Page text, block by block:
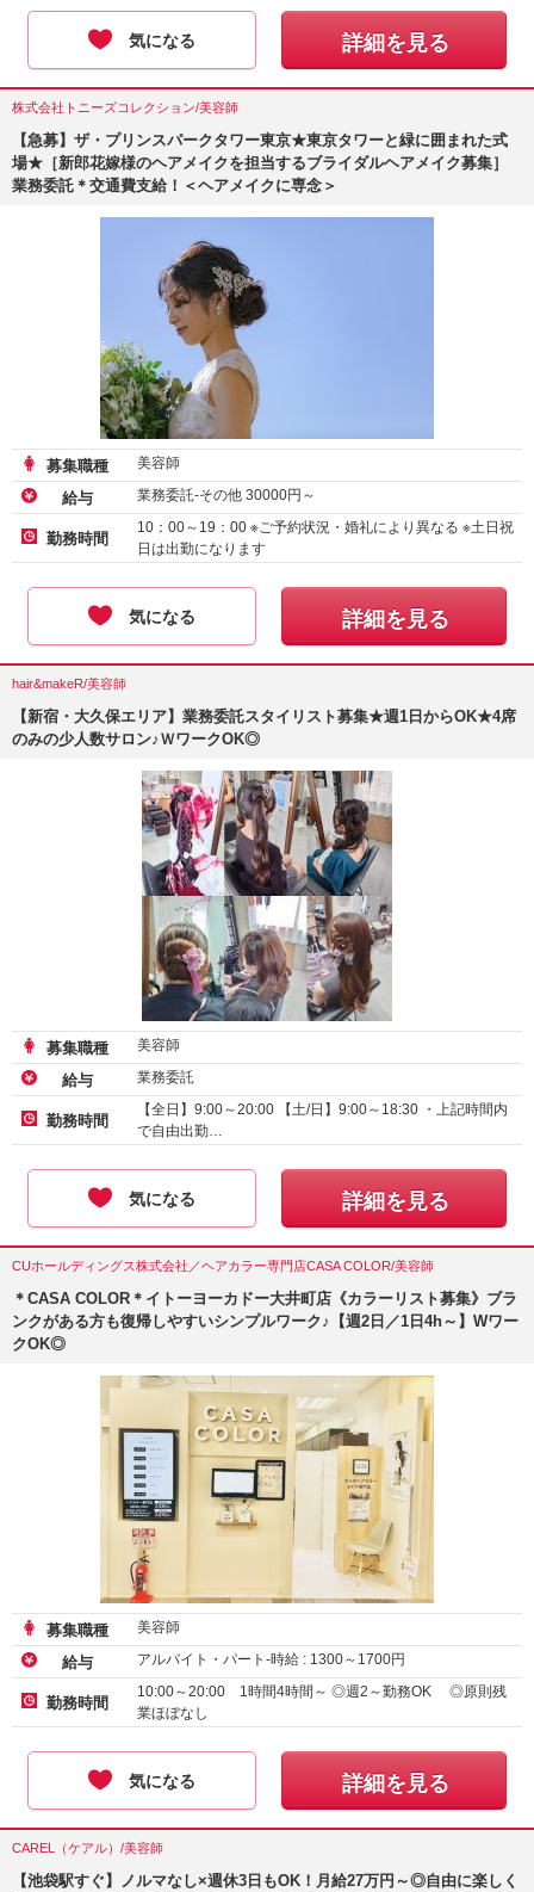
気になる 詳細を見る
株式会社トニーズコレクション/美容師
【急募】ザ・プリンスパークタワー東京★東京タワーと緑に囲まれた式
場★［新郎花嫁様のヘアメイクを担当するブライダルヘアメイク募集］
業務委託＊交通費支給！＜ヘアメイクに専念＞
募集職種 美容師
給与 業務委託-その他 30000円～
勤務時間
10：00～19：00 ※ご予約状況・婚礼により異なる ※土日祝
日は出勤になります
気になる 詳細を見る
hair&makeR/美容師
【新宿・大久保エリア】業務委託スタイリスト募集★週1日からOK★4席
のみの少人数サロン♪ＷワークOK◎
募集職種 美容師
給与 業務委託
勤務時間
【全日】9:00～20:00 【土/日】9:00～18:30 ・上記時間内
で自由出勤…
気になる 詳細を見る
CUホールディングス株式会社／ヘアカラー専門店CASA COLOR/美容師
＊CASA COLOR＊イトーヨーカドー大井町店《カラーリスト募集》ブラ
ンクがある方も復帰しやすいシンプルワーク♪【週2日／1日4h～】Wワー
クOK◎
募集職種 美容師
給与 アルバイト・パート-時給 : 1300～ 1700円
勤務時間
10:00～20:00 1時間4時間～ ◎週2～勤務OK ◎原則残
業ほぼなし
気になる 詳細を見る
CAREL（ケアル）/美容師
【池袋駅すぐ】ノルマなし×週休3日もOK！月給27万円～◎自由に楽しく